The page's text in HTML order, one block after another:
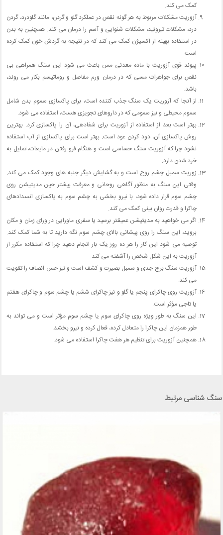
کمک می کند.
آزوریت مشکلات مربوط به هر گونه نقص در عملکرد گلو و گردن، مانند گلودرد، گردن
درد، مشکلات تیروئید، مشکلات شنوایی و آسم را درمان می کند. همچنین به بدن
در استفاده بهینه از اکسیژن کمک می کند که در نتیجه به گردش خون کمک کرده
است.
پیوند قوی آزوریت با ماده معدنی مس باعث می شود این سنگ همراهی بی
نقص برای جواهرات مسی که در درمان ورم مفاصل و روماتیسم بکار می روند،
باشد.
از آنجا که آزوریت یک سنگ جذب کننده است، برای پاکسازی سموم بدن شامل
سموم محیطی و نیز سمومی که در داروهای تجویزی هست، استفاده می شود.
بهتر است بعد از استفاده از آزوریت برای شفادهی، آن را پاکسازی کرد. بهترین
روش پاکسازی آن، دود کردن عود است. بهتر است برای پاکسازی از آب استفاده
نشود چرا که آزوریت سنگ حساسی است و هنگام فرو رفتن در مایعات، تمایل به
خرد شدن دارد.
زوریت سمبل چشم روح است و به گشایش دیگر جنبه های وجود کمک می کند.
وقتی این سنگ به منظور آگاهی روحانی و معرفت بیشتر حین مدیتیشن روی
چشم سوم قرار داده شود، با نیرو بخشی به چشم سوم به پاکسازی انسدادهای
چاکرا و قدرت روان بینی کمک می کند.
اگر می خواهید به مدیتیشن عمیقتر برسید یا سفری ماورایی در ورای زمان و مکان
بروید، این سنگ را روی پیشانی بالای چشم سوم نگه دارید تا به شما کمک کند.
توصیه می شود این کار را هر ده روز یک بار انجام دهید چرا که استفاده مکرر از
آزوریت به این شکل شخص را آشفته می کند.
آزوریت سنگ برج جدی و سمبل بصیرت و کشف است و نیز حس انصاف را تقویت
می کند.
آزوریت روی چاکرای پنجم یا گلو و نیز چاکرای ششم یا چشم سوم و چاکرای هفتم
یا تاجی مؤثر است.
این سنگ به طور ویژه روی چاکرای سوم یا چشم سوم مؤثر است و می تواند به
طور همزمان این چاکرا را متعادل کرده، فعال کرده و نیرو بخشد.
همچنین آزوریت برای تنظیم هر هفت چاکرا استفاده می شود.
سنگ شناسی مرتبط